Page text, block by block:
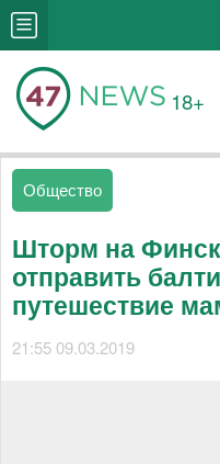
18+
Общество
Шторм на
отправить
путешествие
21:55 09.03.2019